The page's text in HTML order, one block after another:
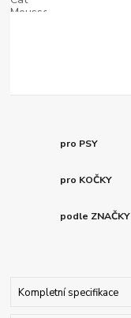
pro PSY
pro KOČKY
podle ZNAČKY
Kompletní specifikace